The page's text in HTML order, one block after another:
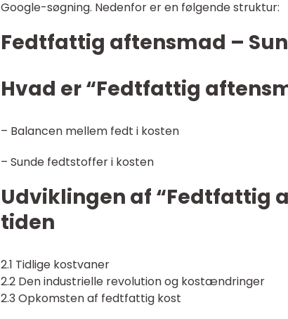
Google-søgning. Nedenfor er en følgende struktur:
Fedtfattig aftensmad –
Hvad er “Fedtfattig
– Balancen mellem fedt i kosten
– Sunde fedtstoffer i kosten
Udviklingen af “Fedtfattig
tiden
2.1 Tidlige kostvaner
2.2 Den industrielle revolution og kostændringer
2.3 Opkomsten af fedtfattig kost